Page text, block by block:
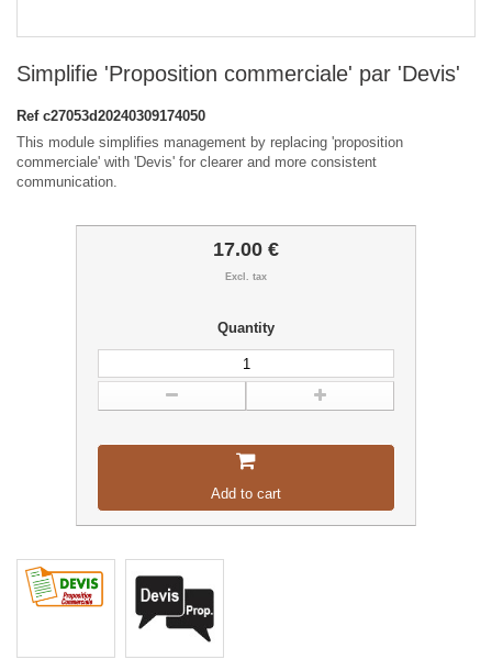
Simplifie 'Proposition commerciale' par 'Devis'
Ref c27053d20240309174050
This module simplifies management by replacing 'proposition
commerciale' with 'Devis' for clearer and more consistent
communication.
17.00 €
Excl. tax
Quantity
Add to cart